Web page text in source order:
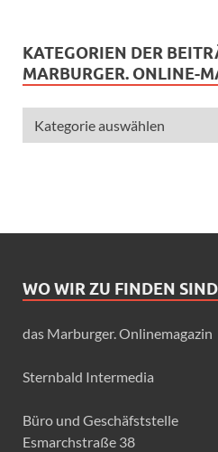
KATEGORIEN DER
MARBURGER. ONLINE-
WO WIR ZU FINDEN SIND
das Marburger. Onlinemagazin
Sternbald Intermedia
Büro und Geschäfststelle
Esmarchstraße 38